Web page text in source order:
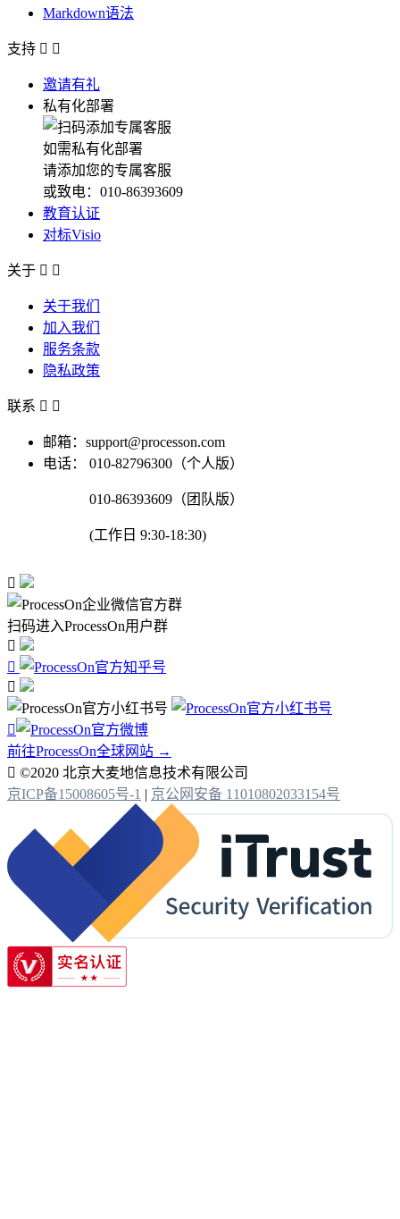
Markdown语法
支持  
邀请有礼
私有化部署
如需私有化部署
请添加您的专属客服
或致电：010-86393609
教育认证
对标Visio
关于  
关于我们
加入我们
服务条款
隐私政策
联系  
邮箱：support@processon.com
电话：
010-82796300（个人版）
010-86393609（团队版）
(工作日 9:30-18:30)

扫码进入ProcessOn用户群




前往ProcessOn全球网站 →
 ©2020 北京大麦地信息技术有限公司
京ICP备15008605号-1 | 京公网安备 11010802033154号